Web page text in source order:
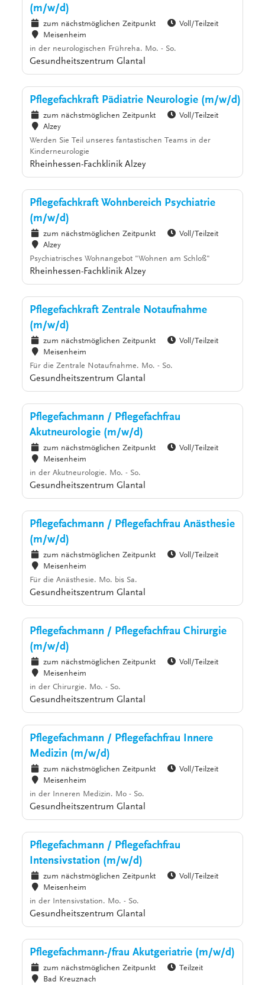
(m/w/d)
zum nächstmöglichen Zeitpunkt
Voll/Teilzeit
Meisenheim
in der neurologischen Frühreha. Mo. - So.
Gesundheitszentrum Glantal
Pflegefachkraft Pädiatrie Neurologie (m/w/d)
zum nächstmöglichen Zeitpunkt
Voll/Teilzeit
Alzey
Werden Sie Teil unseres fantastischen Teams in der
Kinderneurologie
Rheinhessen-Fachklinik Alzey
Pflegefachkraft Wohnbereich Psychiatrie
(m/w/d)
zum nächstmöglichen Zeitpunkt
Voll/Teilzeit
Alzey
Psychiatrisches Wohnangebot "Wohnen am Schloß"
Rheinhessen-Fachklinik Alzey
Pflegefachkraft Zentrale Notaufnahme
(m/w/d)
zum nächstmöglichen Zeitpunkt
Voll/Teilzeit
Meisenheim
Für die Zentrale Notaufnahme. Mo. - So.
Gesundheitszentrum Glantal
Pflegefachmann / Pflegefachfrau
Akutneurologie (m/w/d)
zum nächstmöglichen Zeitpunkt
Voll/Teilzeit
Meisenheim
in der Akutneurologie. Mo. - So.
Gesundheitszentrum Glantal
Pflegefachmann / Pflegefachfrau Anästhesie
(m/w/d)
zum nächstmöglichen Zeitpunkt
Voll/Teilzeit
Meisenheim
Für die Anästhesie. Mo. bis Sa.
Gesundheitszentrum Glantal
Pflegefachmann / Pflegefachfrau Chirurgie
(m/w/d)
zum nächstmöglichen Zeitpunkt
Voll/Teilzeit
Meisenheim
in der Chirurgie. Mo. - So.
Gesundheitszentrum Glantal
Pflegefachmann / Pflegefachfrau Innere
Medizin (m/w/d)
zum nächstmöglichen Zeitpunkt
Voll/Teilzeit
Meisenheim
in der Inneren Medizin. Mo - So.
Gesundheitszentrum Glantal
Pflegefachmann / Pflegefachfrau
Intensivstation (m/w/d)
zum nächstmöglichen Zeitpunkt
Voll/Teilzeit
Meisenheim
in der Intensivstation. Mo. - So.
Gesundheitszentrum Glantal
Pflegefachmann-/frau Akutgeriatrie (m/w/d)
zum nächstmöglichen Zeitpunkt
Teilzeit
Bad Kreuznach